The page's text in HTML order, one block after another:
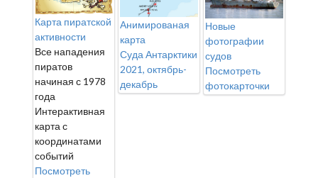
Карта пиратской
активности
Все нападения
пиратов
начиная с 1978
года
Интерактивная
карта с
координатами
событий
Посмотреть
Анимированая
карта
Суда Антарктики
2021, октябрь-
декабрь
Новые
фотографии
судов
Посмотреть
фотокарточки